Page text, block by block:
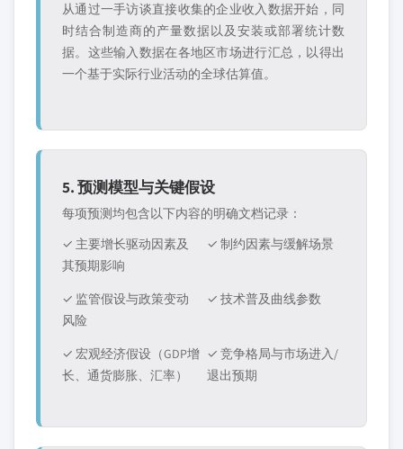
从通过一手访谈直接收集的企业收入数据开始，同
时结合制造商的产量数据以及安装或部署统计数
据。这些输入数据在各地区市场进行汇总，以得出
一个基于实际行业活动的全球估算值。
5. 预测模型与关键假设
每项预测均包含以下内容的明确文档记录：
✓ 主要增长驱动因素及
其预期影响
✓ 制约因素与缓解场景
✓ 监管假设与政策变动
风险
✓ 技术普及曲线参数
✓ 宏观经济假设（GDP增
长、通货膨胀、汇率）
✓ 竞争格局与市场进入/
退出预期